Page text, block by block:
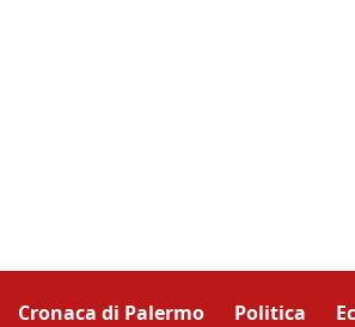
Cronaca di Palermo Politica